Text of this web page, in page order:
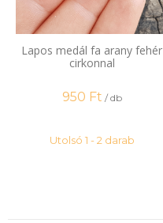
Lapos medál fa arany fehér
cirkonnal
950 Ft / db
Utolsó 1 - 2 darab